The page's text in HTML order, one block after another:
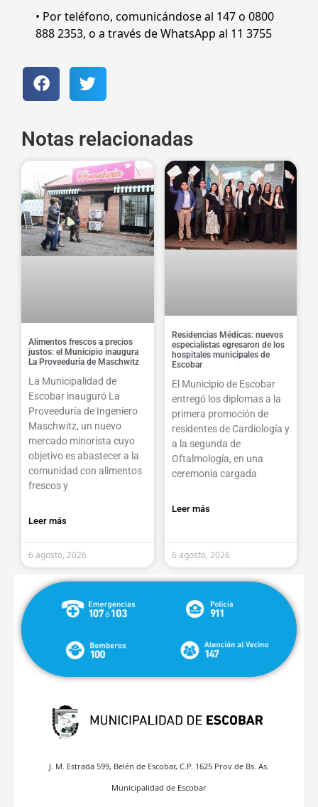
• Por teléfono, comunicándose al 147 o 0800
888 2353, o a través de WhatsApp al 11 3755
Notas relacionadas
Alimentos frescos a precios
justos: el Municipio inaugura
La Proveeduría de Maschwitz
La Municipalidad de
Escobar inauguró La
Proveeduría de Ingeniero
Maschwitz, un nuevo
mercado minorista cuyo
objetivo es abastecer a la
comunidad con alimentos
frescos y
Leer más
6 agosto, 2026
Residencias Médicas: nuevos
especialistas egresaron de los
hospitales municipales de
Escobar
El Municipio de Escobar
entregó los diplomas a la
primera promoción de
residentes de Cardiología y
a la segunda de
Oftalmología, en una
ceremonia cargada
Leer más
6 agosto, 2026
J. M. Estrada 599, Belén de Escobar, C.P. 1625 Prov.de Bs. As.
Municipalidad de Escobar